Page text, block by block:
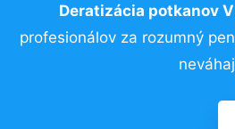
Deratizácia potkanov
profesionálov za rozumný